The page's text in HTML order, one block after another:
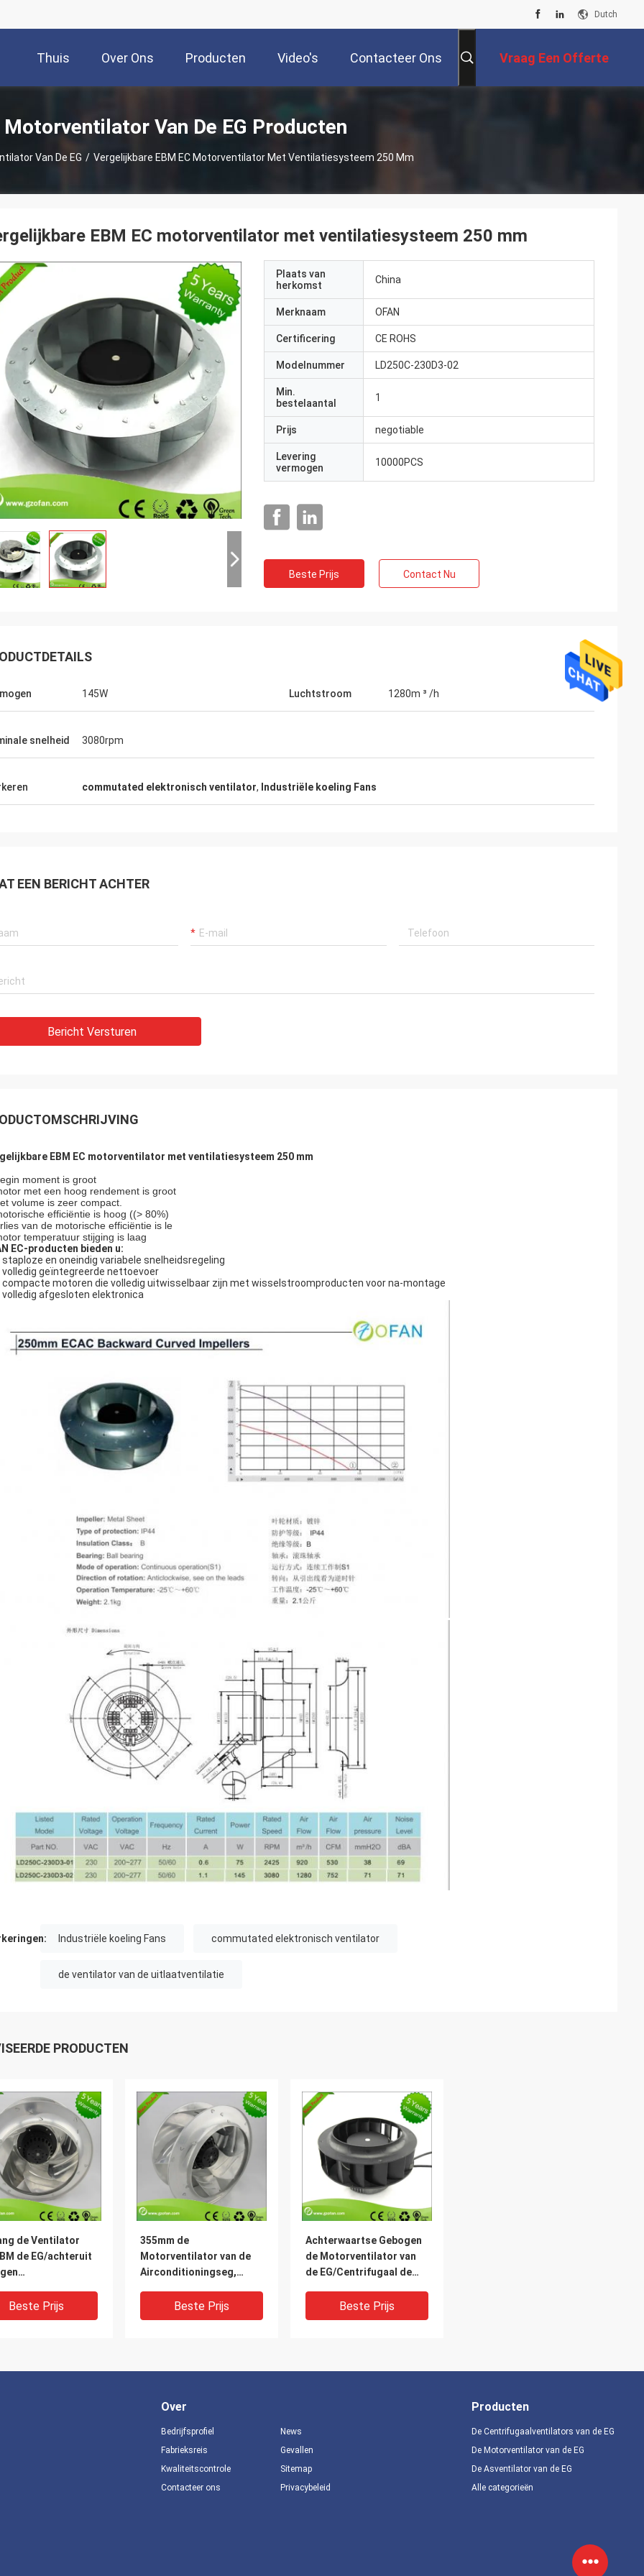
Dutch
Thuis Over Ons Producten Video's Contacteer Ons Vraag Een Offerte
Motorventilator Van De EG Producten
Van De EG / Vergelijkbare EBM EC Motorventilator Met Ventilatiesysteem 250 Mm
productielijn,
EBM EC motorventilator met ventilatiesysteem 250 mm
Plaats van
herkomst
China
Merknaam OFAN
Certificering CE ROHS
Modelnummer LD250C-230D3-02
Min.
bestelaantal
1
Prijs negotiable
Levering
vermogen
10000PCS
Beste Prijs Contact Nu
145W Luchtstroom 1280m ³ /h
snelheid 3080rpm
commutated elektronisch ventilator, Industriële koeling Fans
EEN BERICHT ACHTER
Bericht Versturen
EBM EC motorventilator met ventilatiesysteem 250 mm
moment is groot
met een hoog rendement is groot
volume is zeer compact.
efficiëntie is hoog ((> 80%)
van de motorische efficiëntie is le
temperatuur stijging is laag
EC-producten bieden u:
staploze en oneindig variabele snelheidsregeling
volledig geïntegreerde nettoevoer
compacte motoren die volledig uitwisselbaar zijn met wisselstroomproducten voor na-montage
volledig afgesloten elektronica
Industriële koeling Fans commutated elektronisch ventilator
de ventilator van de uitlaatventilatie
PRODUCTEN
de Ventilator
de EG/achteruit
Beste Prijs
355mm de
Motorventilator van de
Airconditioningseg,
Ventilator Hoog Volume
Beste Prijs
Achterwaartse Gebogen
de Motorventilator van
de EG/Centrifugaal de
van de Uitlaatventilator
Beste Prijs
Over
Bedrijfsprofiel
Fabrieksreis
Kwaliteitscontrole
Contacteer ons
News
Gevallen
Sitemap
Privacybeleid
Producten
De Centrifugaalventilators van de EG
De Motorventilator van de EG
De Asventilator van de EG
Alle categorieën